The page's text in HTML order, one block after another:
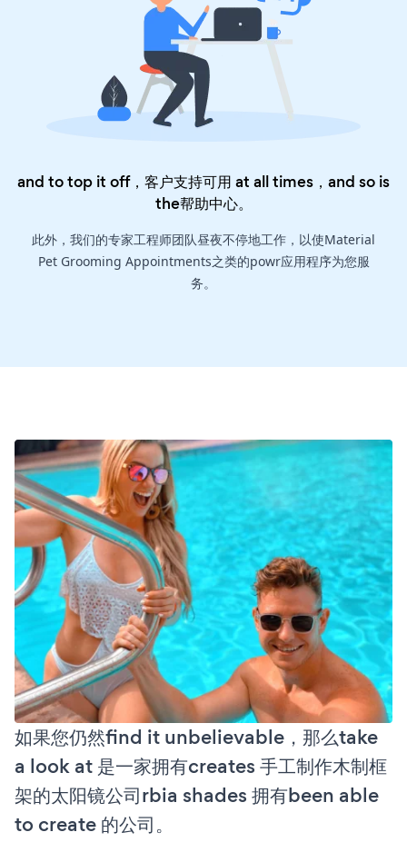
and to top it off，客户支持可用 at all times，and so is
the帮助中心。
此外，我们的专家工程师团队昼夜不停地工作，以使Material
Pet Grooming Appointments之类的powr应用程序为您服
务。
如果您仍然find it unbelievable，那么take
a look at 是一家拥有creates 手工制作木制框
架的太阳镜公司rbia shades 拥有been able
to create 的公司。